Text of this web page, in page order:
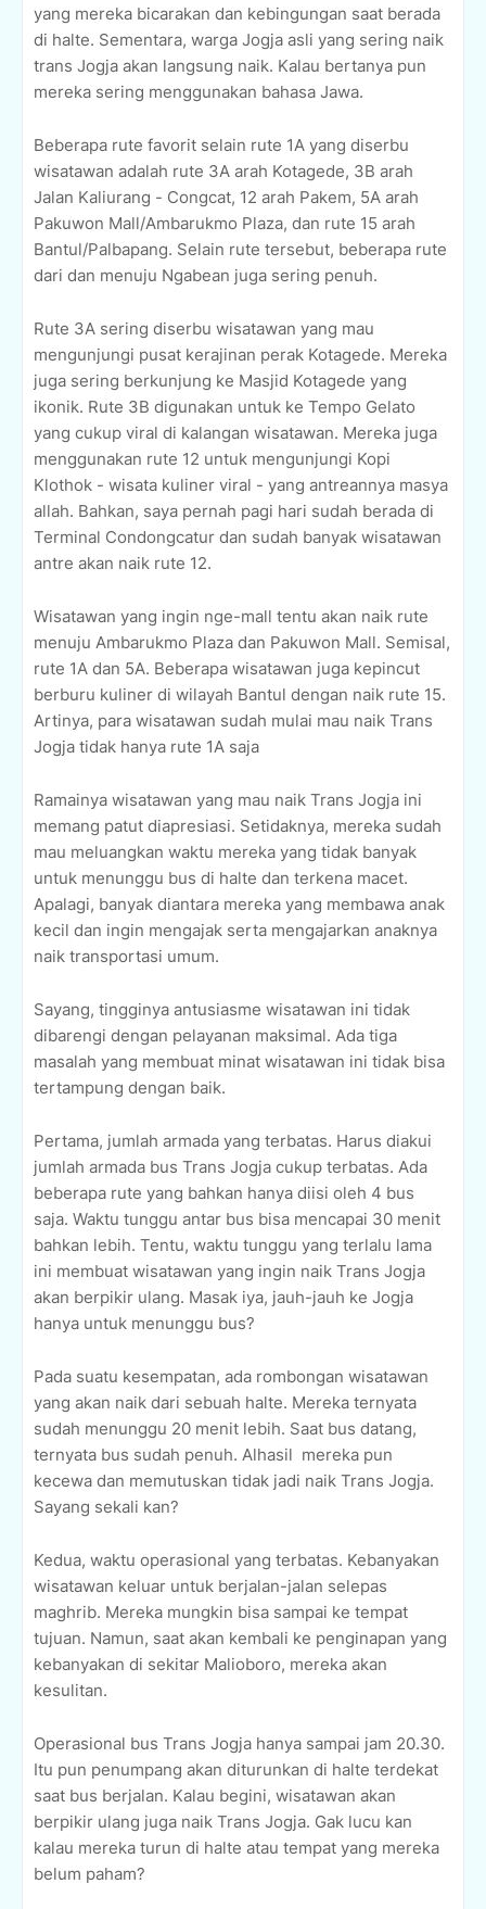
yang mereka bicarakan dan kebingungan saat berada
di halte. Sementara, warga Jogja asli yang sering naik
trans Jogja akan langsung naik. Kalau bertanya pun
mereka sering menggunakan bahasa Jawa.
Beberapa rute favorit selain rute 1A yang diserbu
wisatawan adalah rute 3A arah Kotagede, 3B arah
Jalan Kaliurang - Congcat, 12 arah Pakem, 5A arah
Pakuwon Mall/Ambarukmo Plaza, dan rute 15 arah
Bantul/Palbapang. Selain rute tersebut, beberapa rute
dari dan menuju Ngabean juga sering penuh.
Rute 3A sering diserbu wisatawan yang mau
mengunjungi pusat kerajinan perak Kotagede. Mereka
juga sering berkunjung ke Masjid Kotagede yang
ikonik. Rute 3B digunakan untuk ke Tempo Gelato
yang cukup viral di kalangan wisatawan. Mereka juga
menggunakan rute 12 untuk mengunjungi Kopi
Klothok - wisata kuliner viral - yang antreannya masya
allah. Bahkan, saya pernah pagi hari sudah berada di
Terminal Condongcatur dan sudah banyak wisatawan
antre akan naik rute 12.
Wisatawan yang ingin nge-mall tentu akan naik rute
menuju Ambarukmo Plaza dan Pakuwon Mall. Semisal,
rute 1A dan 5A. Beberapa wisatawan juga kepincut
berburu kuliner di wilayah Bantul dengan naik rute 15.
Artinya, para wisatawan sudah mulai mau naik Trans
Jogja tidak hanya rute 1A saja
Ramainya wisatawan yang mau naik Trans Jogja ini
memang patut diapresiasi. Setidaknya, mereka sudah
mau meluangkan waktu mereka yang tidak banyak
untuk menunggu bus di halte dan terkena macet.
Apalagi, banyak diantara mereka yang membawa anak
kecil dan ingin mengajak serta mengajarkan anaknya
naik transportasi umum.
Sayang, tingginya antusiasme wisatawan ini tidak
dibarengi dengan pelayanan maksimal. Ada tiga
masalah yang membuat minat wisatawan ini tidak bisa
tertampung dengan baik.
Pertama, jumlah armada yang terbatas. Harus diakui
jumlah armada bus Trans Jogja cukup terbatas. Ada
beberapa rute yang bahkan hanya diisi oleh 4 bus
saja. Waktu tunggu antar bus bisa mencapai 30 menit
bahkan lebih. Tentu, waktu tunggu yang terlalu lama
ini membuat wisatawan yang ingin naik Trans Jogja
akan berpikir ulang. Masak iya, jauh-jauh ke Jogja
hanya untuk menunggu bus?
Pada suatu kesempatan, ada rombongan wisatawan
yang akan naik dari sebuah halte. Mereka ternyata
sudah menunggu 20 menit lebih. Saat bus datang,
ternyata bus sudah penuh. Alhasil mereka pun
kecewa dan memutuskan tidak jadi naik Trans Jogja.
Sayang sekali kan?
Kedua, waktu operasional yang terbatas. Kebanyakan
wisatawan keluar untuk berjalan-jalan selepas
maghrib. Mereka mungkin bisa sampai ke tempat
tujuan. Namun, saat akan kembali ke penginapan yang
kebanyakan di sekitar Malioboro, mereka akan
kesulitan.
Operasional bus Trans Jogja hanya sampai jam 20.30.
Itu pun penumpang akan diturunkan di halte terdekat
saat bus berjalan. Kalau begini, wisatawan akan
berpikir ulang juga naik Trans Jogja. Gak lucu kan
kalau mereka turun di halte atau tempat yang mereka
belum paham?